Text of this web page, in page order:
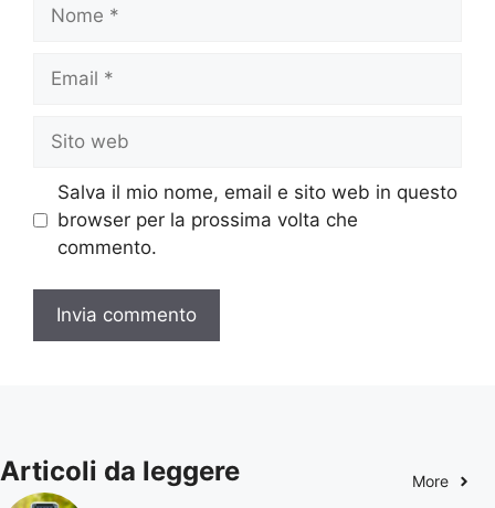
web
Salva il mio nome, email e sito web in questo
browser per la prossima volta che
commento.
Articoli da leggere More